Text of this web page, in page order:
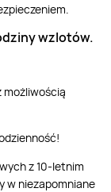
wzlotów.
możliwością
z 10-letnim
w niezapomniane